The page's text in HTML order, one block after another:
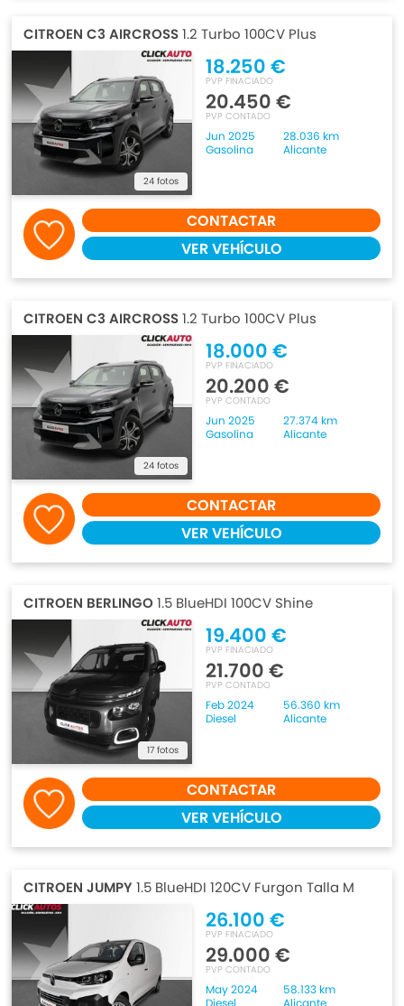
CITROEN C3 AIRCROSS1.2 Turbo 100CV Plus
24 fotos
18.250 €
PVP FINACIADO
20.450 €
PVP CONTADO
Jun 2025
28.036 km
Gasolina
Alicante
CONTACTAR
VER VEHÍCULO
CITROEN C3 AIRCROSS1.2 Turbo 100CV Plus
24 fotos
18.000 €
PVP FINACIADO
20.200 €
PVP CONTADO
Jun 2025
27.374 km
Gasolina
Alicante
CONTACTAR
VER VEHÍCULO
CITROEN BERLINGO1.5 BlueHDI 100CV Shine
17 fotos
19.400 €
PVP FINACIADO
21.700 €
PVP CONTADO
Feb 2024
56.360 km
Diesel
Alicante
CONTACTAR
VER VEHÍCULO
CITROEN JUMPY 1.5 BlueHDI 120CV Furgon Talla M
26.100 €
PVP FINACIADO
29.000 €
PVP CONTADO
May 2024
58.133 km
Diesel
Alicante